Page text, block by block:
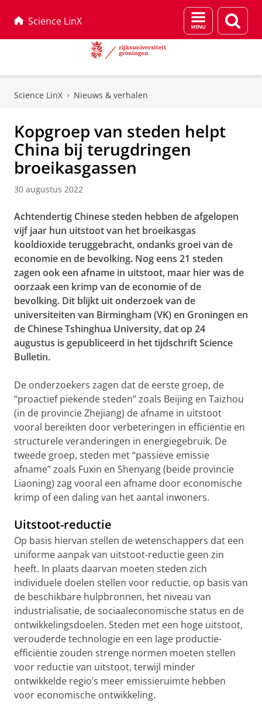
Science LinX
Menu
en
Science LinX Nieuws & verhalen
Kopgroep van steden helpt
China bij terugdringen
broeikasgassen
30 augustus 2022
Achtendertig Chinese steden hebben de afgelopen
vijf jaar hun uitstoot van het broeikasgas
kooldioxide teruggebracht, ondanks groei van de
economie en de bevolking. Nog eens 21 steden
zagen ook een afname in uitstoot, maar hier was de
oorzaak een krimp van de economie of de
bevolking. Dit blijkt uit onderzoek van de
universiteiten van Birmingham (VK) en Groningen en
de Chinese Tshinghua University, dat op 24
augustus is gepubliceerd in het tijdschrift Science
Bulletin.
De onderzoekers zagen dat de eerste groep, de
“proactief piekende steden” zoals Beijing en Taizhou
(in de provincie Zhejiang) de afname in uitstoot
vooral bereikten door verbeteringen in efficiëntie en
structurele veranderingen in energiegebruik. De
tweede groep, steden met “passieve emissie
afname” zoals Fuxin en Shenyang (beide provincie
Liaoning) zag vooral een afname door economische
krimp of een daling van het aantal inwoners.
Uitstoot-reductie
Op basis hiervan stellen de wetenschappers dat een
uniforme aanpak van uitstoot-reductie geen zin
heeft. In plaats daarvan moeten steden zich
individuele doelen stellen voor reductie, op basis van
de beschikbare hulpbronnen, het niveau van
industrialisatie, de sociaaleconomische status en de
ontwikkelingsdoelen. Steden met een hoge uitstoot,
verouderde technologie en een lage productie-
efficiëntie zouden strenge normen moeten stellen
voor reductie van uitstoot, terwijl minder
ontwikkelde regio’s meer emissieruimte hebben
voor economische ontwikkeling.